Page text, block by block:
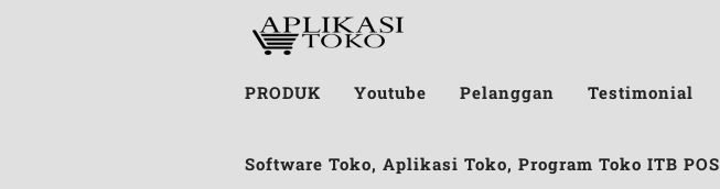
PRODUK Youtube Pelanggan Testimonial
Software Toko, Aplikasi Toko, Program Toko ITB POS